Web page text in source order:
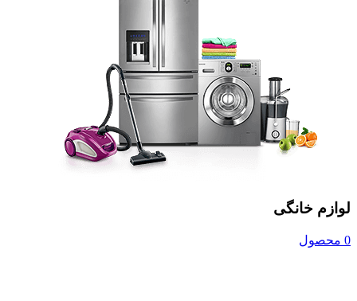
لوازم خانگی
0 محصول